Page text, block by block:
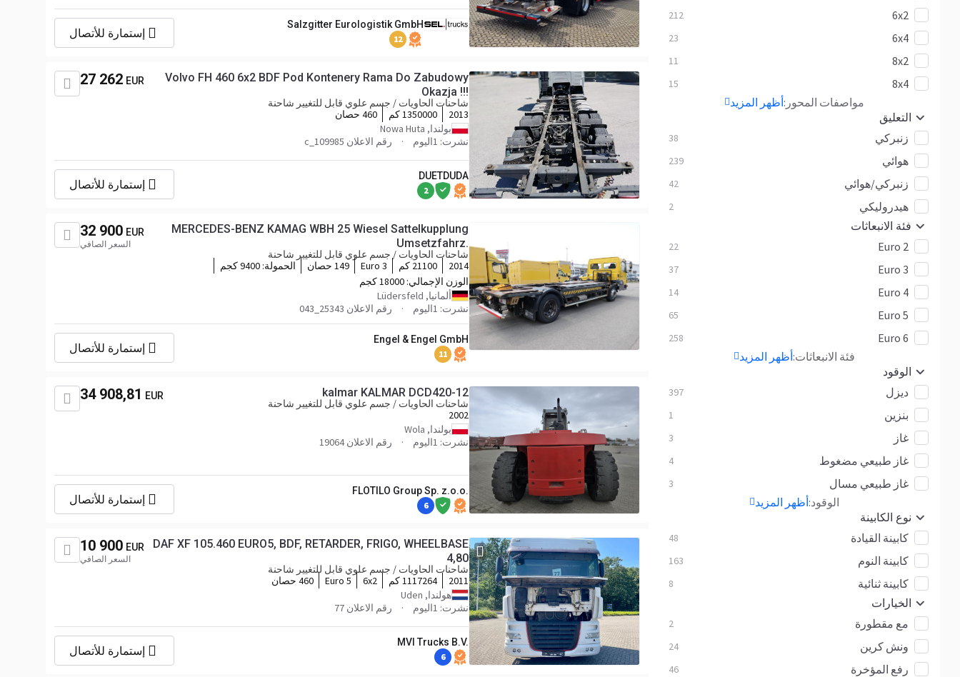
6x2
212
6x4
23
8x2
11
8x4
15
مواصفات المحور:أظهر المزيد
التعليق
زنبركي 38
هوائي 239
زنبركي/هوائي 42
هيدروليكي 2
فئة الانبعاثات
Euro 2
22
Euro 3
37
Euro 4
14
Euro 5
65
Euro 6
258
فئة الانبعاثات:أظهر المزيد
الوقود
ديزل 397
بنزين 1
غاز 3
غاز طبيعي مضغوط 4
غاز طبيعي مسال 3
الوقود:أظهر المزيد
نوع الكابينة
كابينة القيادة 48
كابينة النوم 163
كابينة ثنائية 8
الخيارات
مع مقطورة 2
ونش كرين 24
رفع المؤخرة 46
Salzgitter Eurologistik GmbH
12 إستمارة للأتصال
Volvo FH 460 6x2 BDF Pod Kontenery Rama Do Zabudowy
Okazja !!!
شاحنات الحاويات / جسم علوي قابل للتغيير شاحنة
2013
1350000 كم
460 حصان
بولندا, Nowa Huta
نشرت: 1اليوم
رقم الاعلان c_109985
27 262 EUR
DUETDUDA
2 إستمارة للأتصال
MERCEDES-BENZ KAMAG WBH 25 Wiesel Sattelkupplung
Umsetzfahrz.
شاحنات الحاويات / جسم علوي قابل للتغيير شاحنة
2014
21100 كم Euro 3 149 حصان الحمولة: 9400 كجم
الوزن الإجمالي: 18000 كجم
ألمانيا, Lüdersfeld
نشرت: 1اليوم
رقم الاعلان 25343_043
32 900 EUR
السعر الصافي
Engel & Engel GmbH
11 إستمارة للأتصال
kalmar KALMAR DCD420-12
شاحنات الحاويات / جسم علوي قابل للتغيير شاحنة
2002
بولندا, Wola
نشرت: 1اليوم
رقم الاعلان 19064
34 908,81 EUR
FLOTILO Group Sp. z.o.o.
6 إستمارة للأتصال
DAF XF 105.460 EURO5, BDF, RETARDER, FRIGO, WHEELBASE
4,80
شاحنات الحاويات / جسم علوي قابل للتغيير شاحنة
2011
1117264 كم 6x2
Euro 5
460 حصان
هولندا, Uden
نشرت: 1اليوم
رقم الاعلان 77
10 900 EUR
السعر الصافي
MVI Trucks B.V.
6 إستمارة للأتصال